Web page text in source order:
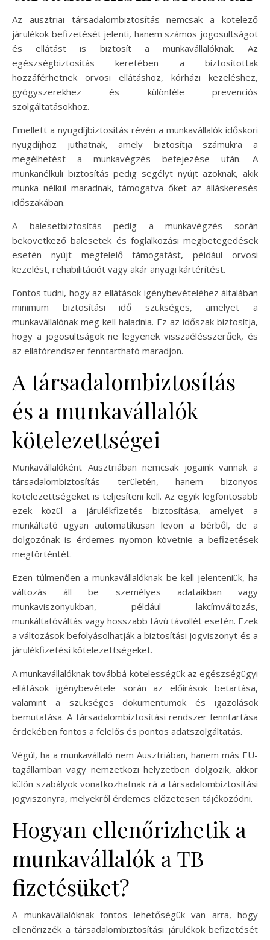
Az ausztriai társadalombiztosítás nemcsak a kötelező
járulékok befizetését jelenti, hanem számos jogosultságot
és ellátást is biztosít a munkavállalóknak. Az
egészségbiztosítás keretében a biztosítottak
hozzáférhetnek orvosi ellátáshoz, kórházi kezeléshez,
gyógyszerekhez és különféle prevenciós
szolgáltatásokhoz.
Emellett a nyugdíjbiztosítás révén a munkavállalók időskori
nyugdíjhoz juthatnak, amely biztosítja számukra a
megélhetést a munkavégzés befejezése után. A
munkanélküli biztosítás pedig segélyt nyújt azoknak, akik
munka nélkül maradnak, támogatva őket az álláskeresés
időszakában.
A balesetbiztosítás pedig a munkavégzés során
bekövetkező balesetek és foglalkozási megbetegedések
esetén nyújt megfelelő támogatást, például orvosi
kezelést, rehabilitációt vagy akár anyagi kártérítést.
Fontos tudni, hogy az ellátások igénybevételéhez általában
minimum biztosítási idő szükséges, amelyet a
munkavállalónak meg kell haladnia. Ez az időszak biztosítja,
hogy a jogosultságok ne legyenek visszaélésszerűek, és
az ellátórendszer fenntartható maradjon.
A társadalombiztosítás
és a munkavállalók
kötelezettségei
Munkavállalóként Ausztriában nemcsak jogaink vannak a
társadalombiztosítás területén, hanem bizonyos
kötelezettségeket is teljesíteni kell. Az egyik legfontosabb
ezek közül a járulékfizetés biztosítása, amelyet a
munkáltató ugyan automatikusan levon a bérből, de a
dolgozónak is érdemes nyomon követnie a befizetések
megtörténtét.
Ezen túlmenően a munkavállalóknak be kell jelenteniük, ha
változás áll be személyes adataikban vagy
munkaviszonyukban, például lakcímváltozás,
munkáltatóváltás vagy hosszabb távú távollét esetén. Ezek
a változások befolyásolhatják a biztosítási jogviszonyt és a
járulékfizetési kötelezettségeket.
A munkavállalóknak továbbá kötelességük az egészségügyi
ellátások igénybevétele során az előírások betartása,
valamint a szükséges dokumentumok és igazolások
bemutatása. A társadalombiztosítási rendszer fenntartása
érdekében fontos a felelős és pontos adatszolgáltatás.
Végül, ha a munkavállaló nem Ausztriában, hanem más EU-
tagállamban vagy nemzetközi helyzetben dolgozik, akkor
külön szabályok vonatkozhatnak rá a társadalombiztosítási
jogviszonyra, melyekről érdemes előzetesen tájékozódni.
Hogyan ellenőrizhetik a
munkavállalók a TB
fizetésüket?
A munkavállalóknak fontos lehetőségük van arra, hogy
ellenőrizzék a társadalombiztosítási járulékok befizetését